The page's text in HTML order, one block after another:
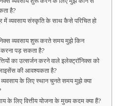
है?
में व्यवसाय संस्कृति के साथ कैसे परिचित हो
व्यवसाय शुरू करते समय मुझे किन
करना पड़ सकता है?
का उत्सर्जन करने वाले इलेक्ट्रॉनिक्स को
की आवश्यकता है?
के लिए स्थान चुनते समय मुझे क्या
के लिए वित्तीय योजना के मुख्य कदम क्या हैं?